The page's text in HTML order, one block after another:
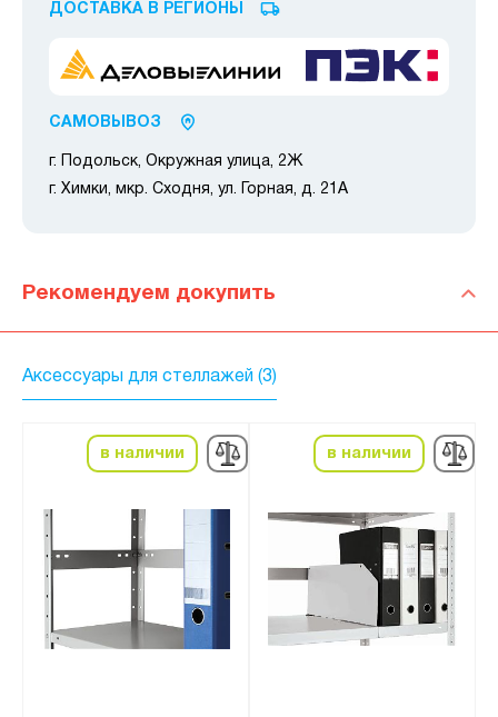
ДОСТАВКА В РЕГИОНЫ
САМОВЫВОЗ
г. Подольск, Окружная улица, 2Ж
г. Химки, мкр. Сходня, ул. Горная, д. 21А
Рекомендуем докупить
Аксессуары для стеллажей (3)
в наличии в наличии